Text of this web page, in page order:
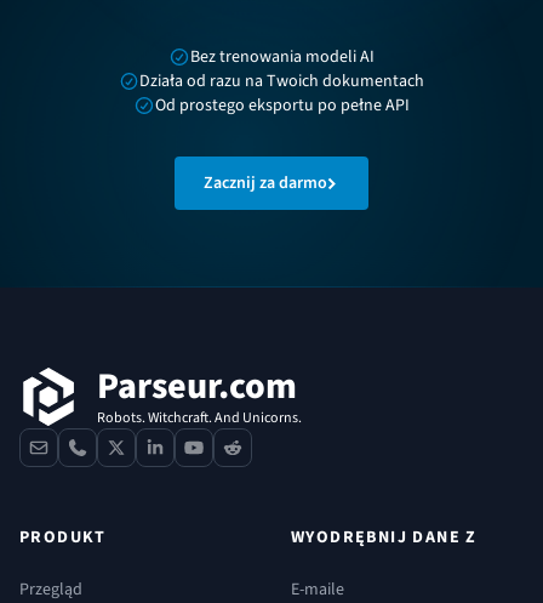
Bez trenowania modeli AI
Działa od razu na Twoich dokumentach
Od prostego eksportu po pełne API
Zacznij za darmo
Parseur.com
Robots. Witchcraft. And Unicorns.
contactphone
x linkedinyoutube
reddit
PRODUKT
Przegląd
WYODRĘBNIJ DANE Z
E-maile